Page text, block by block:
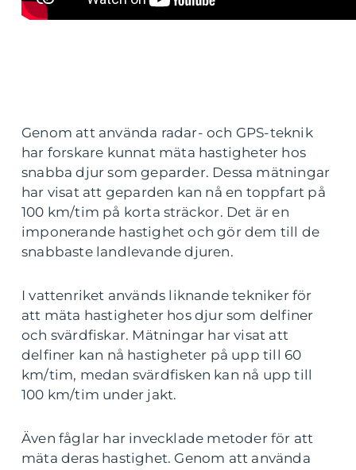
Genom att använda radar- och GPS-teknik
har forskare kunnat mäta hastigheter hos
snabba djur som geparder. Dessa mätningar
har visat att geparden kan nå en toppfart på
100 km/tim på korta sträckor. Det är en
imponerande hastighet och gör dem till de
snabbaste landlevande djuren.
I vattenriket används liknande tekniker för
att mäta hastigheter hos djur som delfiner
och svärdfiskar. Mätningar har visat att
delfiner kan nå hastigheter på upp till 60
km/tim, medan svärdfisken kan nå upp till
100 km/tim under jakt.
Även fåglar har invecklade metoder för att
mäta deras hastighet. Genom att använda